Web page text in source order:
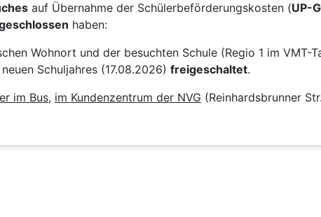
auf Übernahme der Schülerbeförderungskosten (UP-
haben:
Wohnort und der besuchten Schule (Regio 1 im VMT-
Schuljahres (17.08.2026) freigeschaltet.
im Bus, im Kundenzentrum der NVG (Reinhardsbrunner